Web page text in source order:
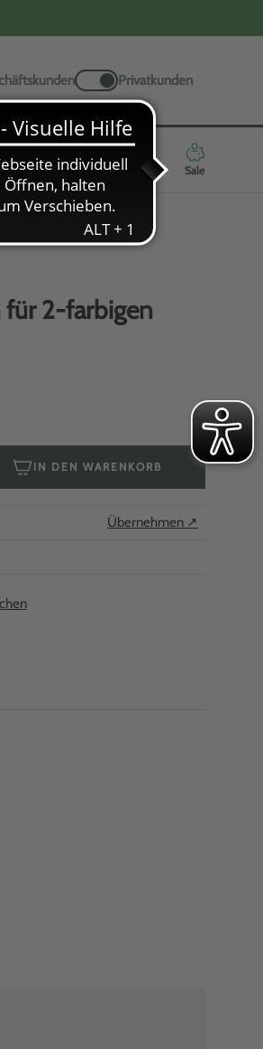
Privatkunden
Neuheiten Highlights Sale
für 2-farbigen
IN DEN WARENKORB
Übernehmen ↗